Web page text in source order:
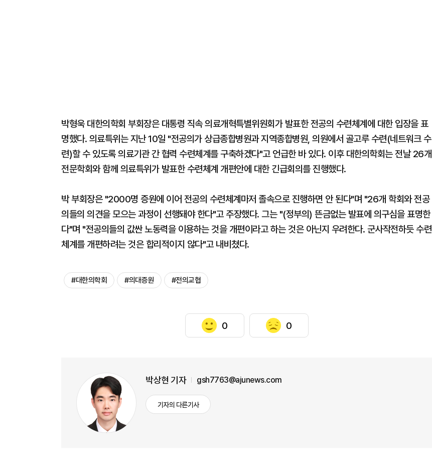
박형욱 대한의학회 부회장은 대통령 직속 의료개혁특별위원회가 발표한 전공의 수련체계에 대한 입장을 표
명했다. 의료특위는 지난 10일 "전공의가 상급종합병원과 지역종합병원, 의원에서 골고루 수련(네트워크 수
련)할 수 있도록 의료기관 간 협력 수련체계를 구축하겠다"고 언급한 바 있다. 이후 대한의학회는 전날 26개
전문학회와 함께 의료특위가 발표한 수련체계 개편안에 대한 긴급회의를 진행했다.
박 부회장은 "2000명 증원에 이어 전공의 수련체계마저 졸속으로 진행하면 안 된다"며 "26개 학회와 전공
의들의 의견을 모으는 과정이 선행돼야 한다"고 주장했다. 그는 "(정부의) 뜬금없는 발표에 의구심을 표명한
다"며 "전공의들의 값싼 노동력을 이용하는 것을 개편이라고 하는 것은 아닌지 우려한다. 군사작전하듯 수련
체계를 개편하려는 것은 합리적이지 않다"고 내비쳤다.
#대한의학회 #의대증원 #전의교협
0 0
박상현 기자 gsh7763@ajunews.com
기자의 다른기사